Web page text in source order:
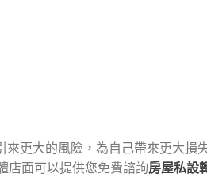
更大的風險，為自己帶來更大損
店面可以提供您免費諮詢房屋私設